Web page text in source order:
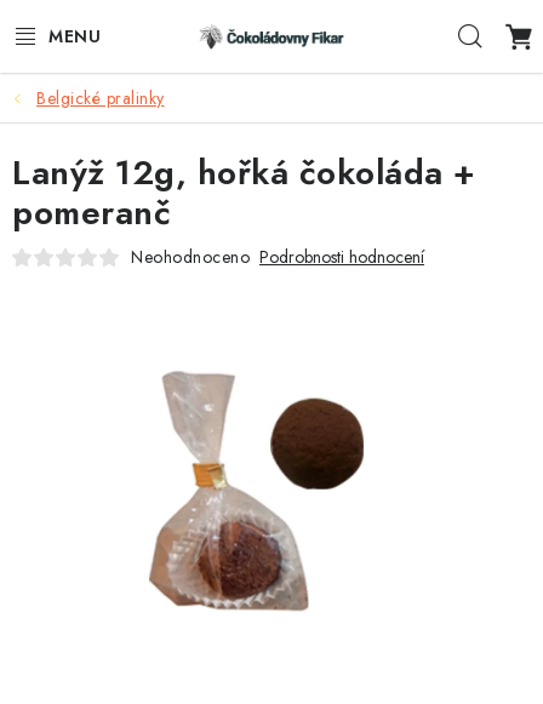
na
ESHOP
REKLAMNÍ VÝROBKY
O NÁS
FUNKČNÍ ČOKOLÁDA
Obchodní podmínky
Belgické pralinky
Lanýž 12g, hořká čokoláda +
pomeranč
Neohodnoceno Podrobnosti hodnocení